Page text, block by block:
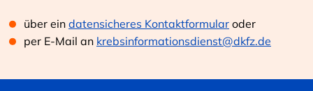
über ein datensicheres Kontaktformular oder
per E-Mail an krebsinformationsdienst@dkfz.de